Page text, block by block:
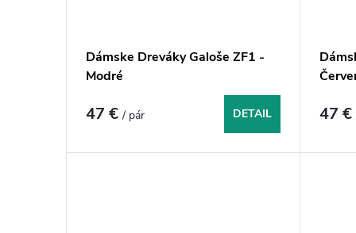
Dámske Dreváky Galoše ZF1 -
Modré
47 €/ pár DETAIL 47 €